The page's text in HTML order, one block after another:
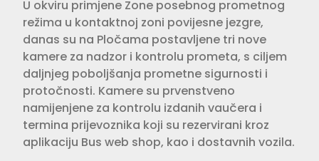
U okviru primjene Zone posebnog prometnog
režima u kontaktnoj zoni povijesne jezgre,
danas su na Pločama postavljene tri nove
kamere za nadzor i kontrolu prometa, s ciljem
daljnjeg poboljšanja prometne sigurnosti i
protočnosti. Kamere su prvenstveno
namijenjene za kontrolu izdanih vaučera i
termina prijevoznika koji su rezervirani kroz
aplikaciju Bus web shop, kao i dostavnih vozila.